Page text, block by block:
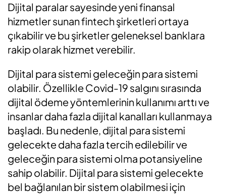
Dijital paralar sayesinde yeni finansal
hizmetler sunan fintech şirketleri ortaya
çıkabilir ve bu şirketler geleneksel banklara
rakip olarak hizmet verebilir.
Dijital para sistemi geleceğin para sistemi
olabilir. Özellikle Covid-19 salgını sırasında
dijital ödeme yöntemlerinin kullanımı arttı ve
insanlar daha fazla dijital kanalları kullanmaya
başladı. Bu nedenle, dijital para sistemi
gelecekte daha fazla tercih edilebilir ve
geleceğin para sistemi olma potansiyeline
sahip olabilir. Dijital para sistemi gelecekte
bel bağlanılan bir sistem olabilmesi için